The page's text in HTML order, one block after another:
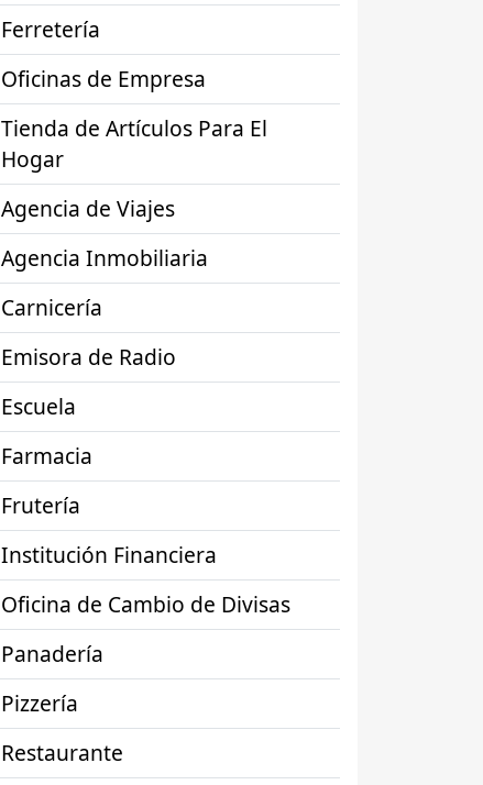
Ferretería
Oficinas de Empresa
Tienda de Artículos Para El
Hogar
Agencia de Viajes
Agencia Inmobiliaria
Carnicería
Emisora de Radio
Escuela
Farmacia
Frutería
Institución Financiera
Oficina de Cambio de Divisas
Panadería
Pizzería
Restaurante